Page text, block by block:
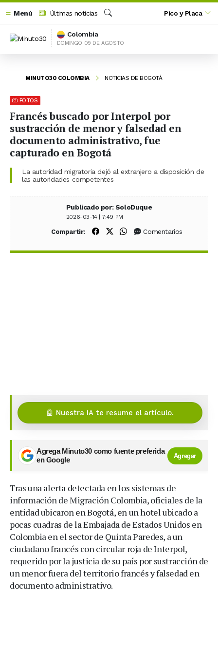
Menú
Últimas noticias
Buscar
Pico y Placa
Colombia
DOMINGO 09 DE AGOSTO
MINUTO30 COLOMBIA NOTICIAS DE BOGOTÁ
FOTOS
Francés buscado por Interpol por
sustracción de menor y falsedad en
documento administrativo, fue
capturado en Bogotá
La autoridad migratoria dejó al extranjero a disposición de
las autoridades competentes
Publicado por: SoloDuque
2026-03-14 | 7:49 PM
Compartir: Compartir en Facebook
Compartir en X (Twitter)
Compartir en WhatsApp
Comentarios
🤖 Nuestra IA te resume el artículo.
Agrega Minuto30 como fuente preferida
en Google
Agregar
Tras una alerta detectada en los sistemas de
información de Migración Colombia, oficiales de la
entidad ubicaron en Bogotá, en un hotel ubicado a
pocas cuadras de la Embajada de Estados Unidos en
Colombia en el sector de Quinta Paredes, a un
ciudadano francés con circular roja de Interpol,
requerido por la justicia de su país por sustracción de
un menor fuera del territorio francés y falsedad en
documento administrativo.